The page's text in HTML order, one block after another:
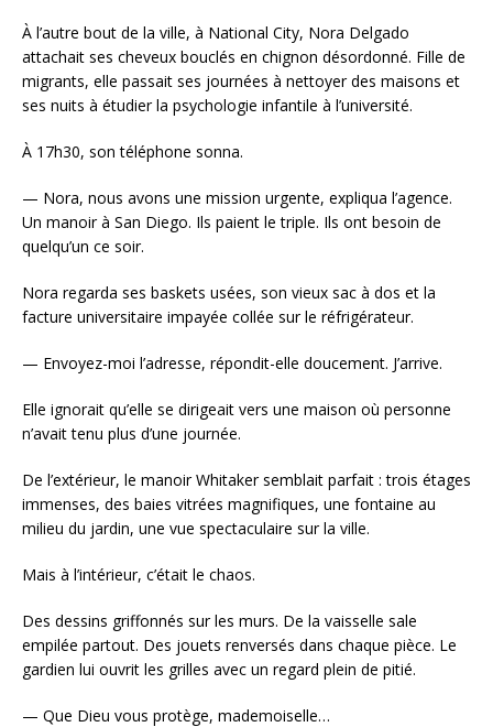
À l’autre bout de la ville, à National City, Nora Delgado
attachait ses cheveux bouclés en chignon désordonné. Fille de
migrants, elle passait ses journées à nettoyer des maisons et
ses nuits à étudier la psychologie infantile à l’université.
À 17h30, son téléphone sonna.
— Nora, nous avons une mission urgente, expliqua l’agence.
Un manoir à San Diego. Ils paient le triple. Ils ont besoin de
quelqu’un ce soir.
Nora regarda ses baskets usées, son vieux sac à dos et la
facture universitaire impayée collée sur le réfrigérateur.
— Envoyez-moi l’adresse, répondit-elle doucement. J’arrive.
Elle ignorait qu’elle se dirigeait vers une maison où personne
n’avait tenu plus d’une journée.
De l’extérieur, le manoir Whitaker semblait parfait : trois étages
immenses, des baies vitrées magnifiques, une fontaine au
milieu du jardin, une vue spectaculaire sur la ville.
Mais à l’intérieur, c’était le chaos.
Des dessins griffonnés sur les murs. De la vaisselle sale
empilée partout. Des jouets renversés dans chaque pièce. Le
gardien lui ouvrit les grilles avec un regard plein de pitié.
— Que Dieu vous protège, mademoiselle…